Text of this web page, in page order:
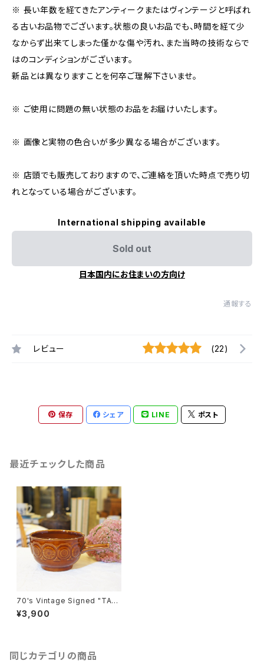
※ 長い年数を経てきたアンティークまたはヴィンテージと呼ばれ
る古いお品物でございます。状態の良いお品でも、時間を経て少
なからず出来てしまった僅かな傷や汚れ、また当時の技術ならで
はのコンディションがございます。
新品とは異なりますことを何卒ご理解下さいませ。
※ ご使用に問題の無い状態のお品をお届けいたします。
※ 画像と実物の色合いが多少異なる場合がございます。
※ 店頭でも販売しておりますので、ご連絡を頂いた時点で売り切
れとなっている場合がございます。
International shipping available
Sold out
日本国内にお住まいの方向け
通報する
レビュー (22)
保存 シェア LINE ポスト
最近チェックした商品
70's Vintage Signed "TAM
S" Brown Cafe Bowl with S
traight Edge [CCV-23]
¥3,900
同じカテゴリの商品